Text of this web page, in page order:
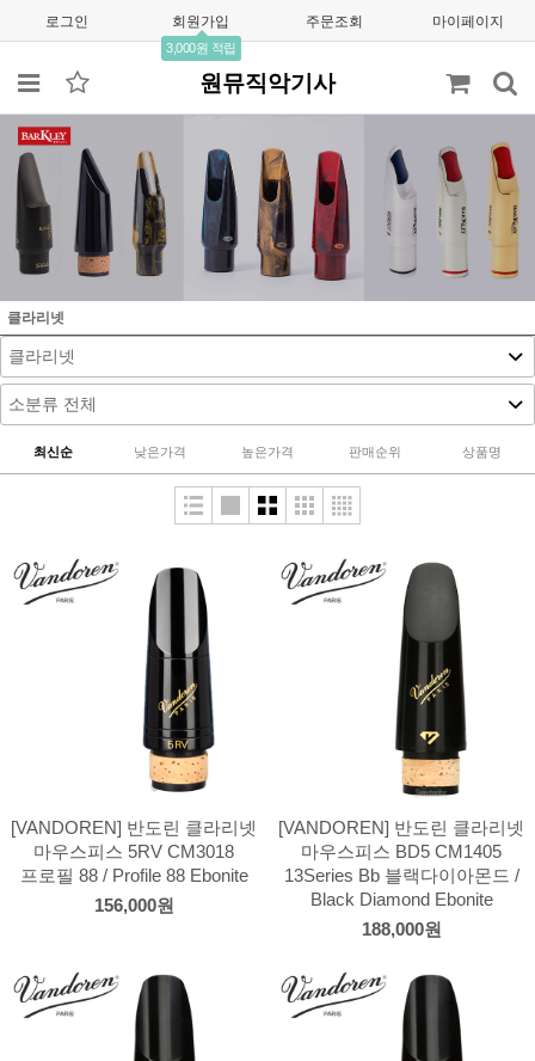
로그인 회원가입
3,000원 적립
주문조회 마이페이지
원뮤직악기사
클라리넷
최신순 낮은가격 높은가격 판매순위 상품명
[VANDOREN] 반도린 클라리넷
마우스피스 5RV CM3018
프로필 88 / Profile 88 Ebonite
156,000원
[VANDOREN] 반도린 클라리넷
마우스피스 BD5 CM1405
13Series Bb 블랙다이아몬드 /
Black Diamond Ebonite
188,000원